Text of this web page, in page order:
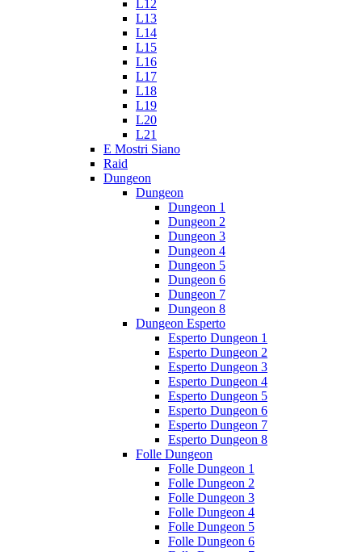
L12
L13
L14
L15
L16
L17
L18
L19
L20
L21
E Mostri Siano
Raid
Dungeon
Dungeon
Dungeon 1
Dungeon 2
Dungeon 3
Dungeon 4
Dungeon 5
Dungeon 6
Dungeon 7
Dungeon 8
Dungeon Esperto
Esperto Dungeon 1
Esperto Dungeon 2
Esperto Dungeon 3
Esperto Dungeon 4
Esperto Dungeon 5
Esperto Dungeon 6
Esperto Dungeon 7
Esperto Dungeon 8
Folle Dungeon
Folle Dungeon 1
Folle Dungeon 2
Folle Dungeon 3
Folle Dungeon 4
Folle Dungeon 5
Folle Dungeon 6